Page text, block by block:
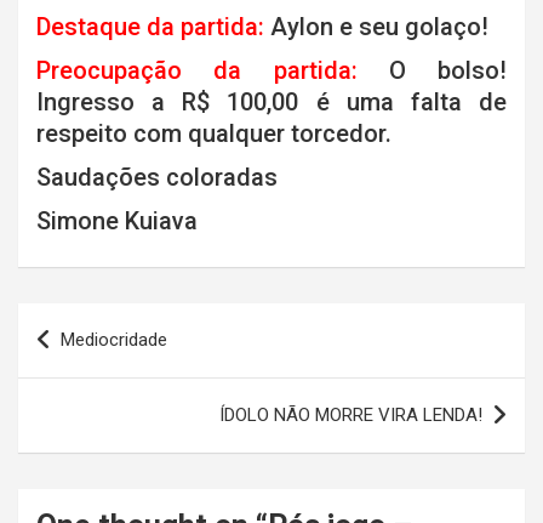
Destaque da partida: Aylon e seu golaço!
Preocupação da partida: O bolso!
Ingresso a R$ 100,00 é uma falta de
respeito com qualquer torcedor.
Saudações coloradas
Simone Kuiava
Navegação
de
Mediocridade
ÍDOLO NÃO MORRE VIRA LENDA!